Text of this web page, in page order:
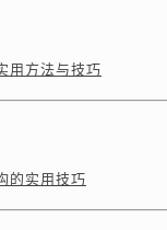
用方法与技巧
的实用技巧